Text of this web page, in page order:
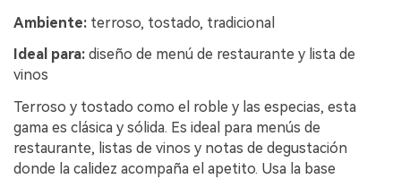
Ambiente: terroso, tostado, tradicional
Ideal para: diseño de menú de restaurante y lista de
vinos
Terroso y tostado como el roble y las especias, esta
gama es clásica y sólida. Es ideal para menús de
restaurante, listas de vinos y notas de degustación
donde la calidez acompaña el apetito. Usa la base